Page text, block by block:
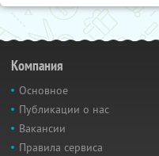
Компания
Основное
Публикации о нас
Вакансии
Правила сервиса